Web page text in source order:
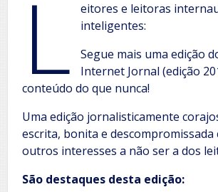
L
eitores e leitoras
inteligentes:
Segue mais uma edição
Internet Jornal (edição
conteúdo do que nunca!
Uma edição jornalisticamente
escrita, bonita e descompromissada
outros interesses a não ser a dos
São destaques desta edição: